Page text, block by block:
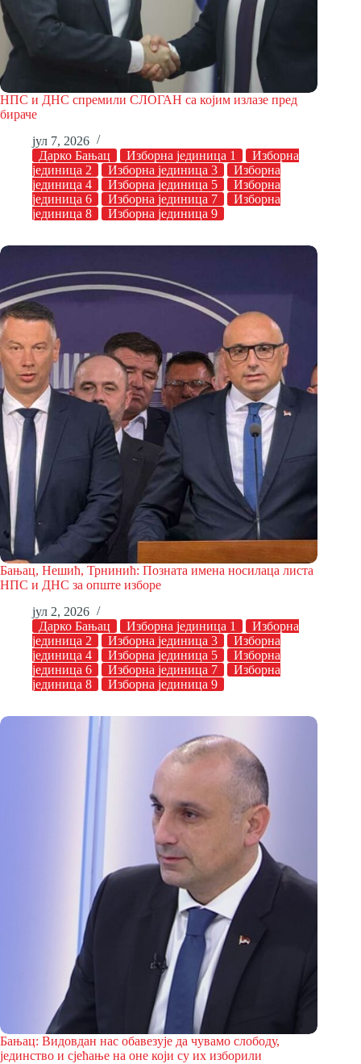
НПС и ДНС спремили СЛОГАН са којим излазе пред
бираче
јул 7, 2026
Дарко Бањац
Изборна јединица 1
Изборна
јединица 2
Изборна јединица 3
Изборна
јединица 4
Изборна јединица 5
Изборна
јединица 6
Изборна јединица 7
Изборна
јединица 8
Изборна јединица 9
Бањац, Нешић, Трнинић: Позната имена носилаца листа
НПС и ДНС за опште изборе
јул 2, 2026
Дарко Бањац
Изборна јединица 1
Изборна
јединица 2
Изборна јединица 3
Изборна
јединица 4
Изборна јединица 5
Изборна
јединица 6
Изборна јединица 7
Изборна
јединица 8
Изборна јединица 9
Бањац: Видовдан нас обавезује да чувамо слободу,
јединство и сјећање на оне који су их изборили